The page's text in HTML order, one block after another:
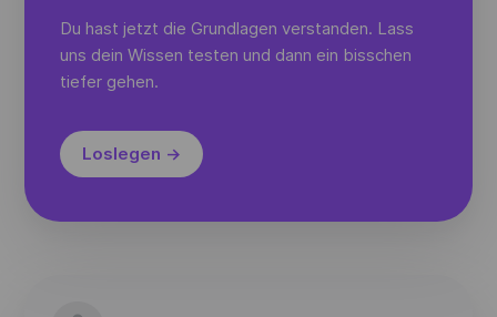
Du hast jetzt die Grundlagen verstanden. Lass
uns dein Wissen testen und dann ein bisschen
tiefer gehen.
Loslegen →